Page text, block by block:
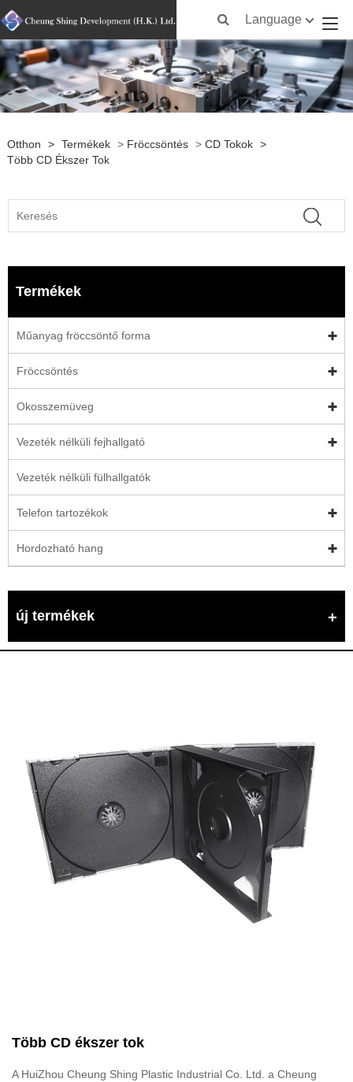
Language
Otthon > Termékek > Fröccsöntés > CD Tokok >
Több CD Ékszer Tok
Termékek
Műanyag fröccsöntő forma
Fröccsöntés
Okosszemüveg
Vezeték nélküli fejhallgató
Vezeték nélküli fülhallgatók
Telefon tartozékok
Hordozható hang
új termékek
Több CD ékszer tok
A HuiZhou Cheung Shing Plastic Industrial Co. Ltd. a Cheung